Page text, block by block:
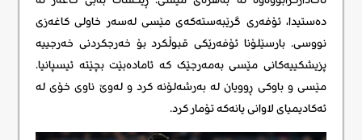
دەستیدا، ئۆفەری گرێبەستەکەی مێسی لەسەر خاولی کاغەزی
نووسی. بارسێلۆنا ئۆفەرێکی قبوڵکرد بۆ خەرجکردنی خەرجییە
پزیشکییەکانی مێسی بەمەرجێک کە ئامادەبێت بچێتە ئیسپانیا.
مێسی و باوکی ڕوویان لە بەرشەلۆنە کرد و لەوێ ناوی خۆی لە
ئەکادیمیای لاوانی یانەکە تۆمار کرد.